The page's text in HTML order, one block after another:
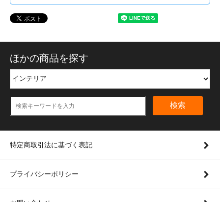
ほかの商品を探す
検索
特定商取引法に基づく表記
プライバシーポリシー